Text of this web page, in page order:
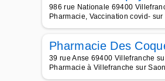
986 rue Nationale 69400
Pharmacie, Vaccination covid-
Pharmacie Des
39 rue Anse 69400 Villefranche
Pharmacie à Villefranche sur